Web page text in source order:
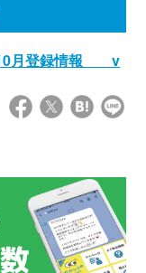
10月登録情報 v